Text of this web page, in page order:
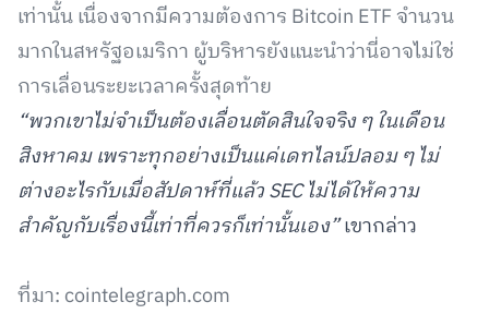
เท่านั้น เนื่องจากมีความต้องการ Bitcoin ETF จำนวน
มากในสหรัฐอเมริกา ผู้บริหารยังแนะนำว่านี่อาจไม่ใช่
การเลื่อนระยะเวลาครั้งสุดท้าย
“พวกเขาไม่จำเป็นต้องเลื่อนตัดสินใจจริง ๆ ในเดือน
สิงหาคม เพราะทุกอย่างเป็นแค่เดทไลน์ปลอม ๆ ไม่
ต่างอะไรกับเมื่อสัปดาห์ที่แล้ว SEC ไม่ได้ให้ความ
สำคัญกับเรื่องนี้เท่าที่ควรก็เท่านั้นเอง”เขากล่าว
ที่มา: cointelegraph.com